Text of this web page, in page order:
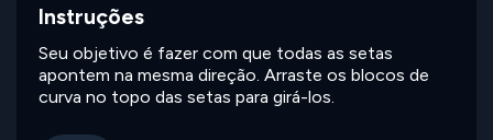
Instruções
Seu objetivo é fazer com que todas as setas
apontem na mesma direção. Arraste os blocos de
curva no topo das setas para girá-los.